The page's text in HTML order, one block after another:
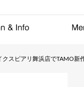
クスピアリ舞浜店でTAMO新